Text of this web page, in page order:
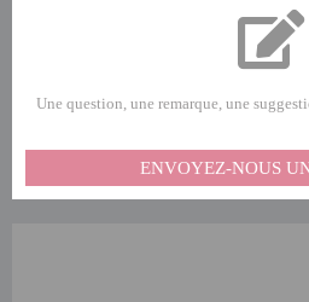
Une question, une remarque, une
ENVOYEZ-NOUS